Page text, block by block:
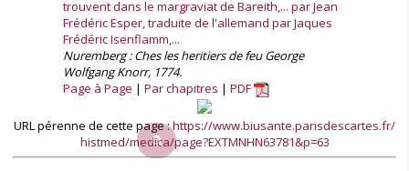
trouvent dans le margraviat de Bareith,... par Jean
Frédéric Esper, traduite de l'allemand par Jaques
Frédéric Isenflamm,...
Nuremberg : Ches les heritiers de feu George
Wolfgang Knorr, 1774.
Page à Page
Par chapitres PDF
URL pérenne de cette page :https://www.biusante.parisdescartes.fr/
histmed/medica/page?EXTMNHN63781&p=63